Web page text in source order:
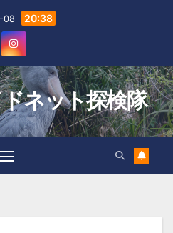
08 20:38
ネット探検隊